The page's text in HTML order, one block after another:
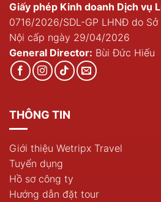
Giấy phép Kinh doanh Dịch vụ
0716/2026/SDL-GP LHNĐ do
Nội cấp ngày 29/04/2026
General Director: Bùi Đức Hiếu
THÔNG TIN
Giới thiệu Wetripx Travel
Tuyển dụng
Hồ sơ công ty
Hướng dẫn đặt tour